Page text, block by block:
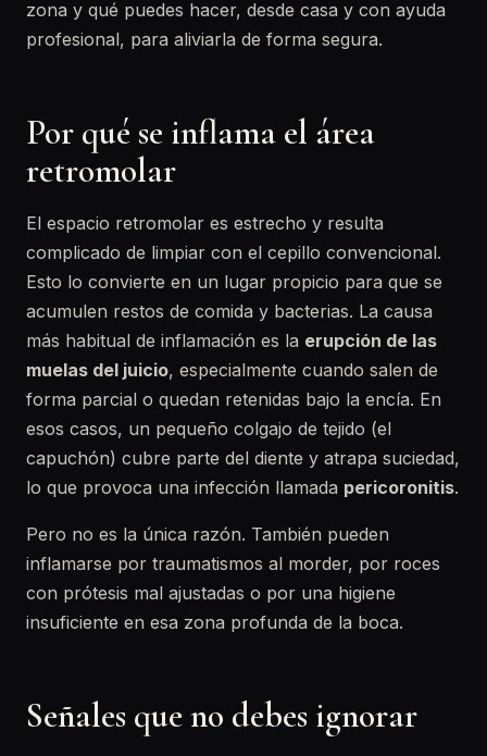
zona y qué puedes hacer, desde casa y con ayuda
profesional, para aliviarla de forma segura.
Por qué se inflama el área
retromolar
El espacio retromolar es estrecho y resulta
complicado de limpiar con el cepillo convencional.
Esto lo convierte en un lugar propicio para que se
acumulen restos de comida y bacterias. La causa
más habitual de inflamación es la erupción de las
muelas del juicio, especialmente cuando salen de
forma parcial o quedan retenidas bajo la encía. En
esos casos, un pequeño colgajo de tejido (el
capuchón) cubre parte del diente y atrapa suciedad,
lo que provoca una infección llamada pericoronitis.
Pero no es la única razón. También pueden
inflamarse por traumatismos al morder, por roces
con prótesis mal ajustadas o por una higiene
insuficiente en esa zona profunda de la boca.
Señales que no debes ignorar